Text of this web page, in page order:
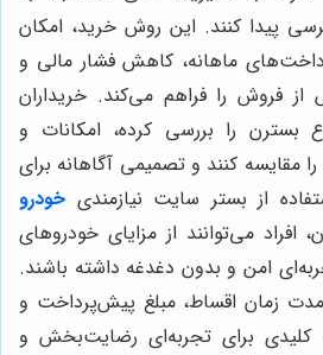
پیدا کنند. این روش خرید، امکان
ماهانه، کاهش فشار مالی و
فروش را فراهم می‌کند. خریداران
بسترن را بررسی کرده، امکانات و
مقایسه کنند و تصمیمی آگاهانه برای
از بستر سایت نیازمندی خودرو
می‌توانند از مزایای خودروهای
امن و بدون دغدغه داشته باشند.
مدت زمان اقساط، مبلغ پیش‌پرداخت و
کلیدی برای تجربه‌ای رضایت‌بخش و